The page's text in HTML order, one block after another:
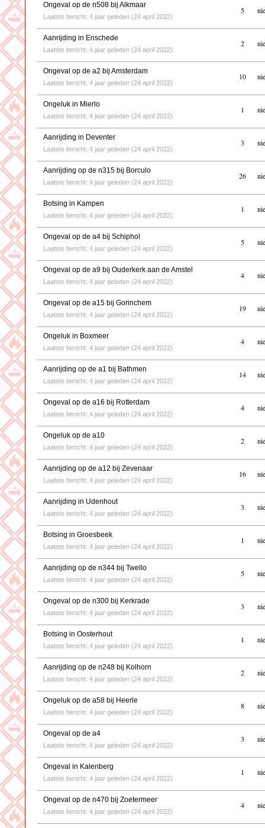
Ongeval op de n508 bij Alkmaar
Laatste bericht: 4 jaar geleden (24 april 2022)
5
Aanrijding in Enschede
Laatste bericht: 4 jaar geleden (24 april 2022)
2
Ongeval op de a2 bij Amsterdam
Laatste bericht: 4 jaar geleden (24 april 2022)
10
Ongeluk in Mierlo
Laatste bericht: 4 jaar geleden (24 april 2022)
1
Aanrijding in Deventer
Laatste bericht: 4 jaar geleden (24 april 2022)
3
Aanrijding op de n315 bij Borculo
Laatste bericht: 4 jaar geleden (24 april 2022)
26
Botsing in Kampen
Laatste bericht: 4 jaar geleden (24 april 2022)
1
Ongeval op de a4 bij Schiphol
Laatste bericht: 4 jaar geleden (24 april 2022)
5
Ongeval op de a9 bij Ouderkerk aan de Amstel
Laatste bericht: 4 jaar geleden (24 april 2022)
4
Ongeval op de a15 bij Gorinchem
Laatste bericht: 4 jaar geleden (24 april 2022)
19
Ongeluk in Boxmeer
Laatste bericht: 4 jaar geleden (24 april 2022)
4
Aanrijding op de a1 bij Bathmen
Laatste bericht: 4 jaar geleden (24 april 2022)
14
Ongeval op de a16 bij Rotterdam
Laatste bericht: 4 jaar geleden (24 april 2022)
4
Ongeluk op de a10
Laatste bericht: 4 jaar geleden (24 april 2022)
2
Aanrijding op de a12 bij Zevenaar
Laatste bericht: 4 jaar geleden (24 april 2022)
16
Aanrijding in Udenhout
Laatste bericht: 4 jaar geleden (24 april 2022)
3
Botsing in Groesbeek
Laatste bericht: 4 jaar geleden (24 april 2022)
1
Aanrijding op de n344 bij Twello
Laatste bericht: 4 jaar geleden (24 april 2022)
5
Ongeval op de n300 bij Kerkrade
Laatste bericht: 4 jaar geleden (24 april 2022)
3
Botsing in Oosterhout
Laatste bericht: 4 jaar geleden (24 april 2022)
1
Aanrijding op de n248 bij Kolhorn
Laatste bericht: 4 jaar geleden (24 april 2022)
2
Ongeluk op de a58 bij Heerle
Laatste bericht: 4 jaar geleden (24 april 2022)
8
Ongeval op de a4
Laatste bericht: 4 jaar geleden (24 april 2022)
3
Ongeval in Kalenberg
Laatste bericht: 4 jaar geleden (24 april 2022)
1
Ongeval op de n470 bij Zoetermeer
Laatste bericht: 4 jaar geleden (24 april 2022)
4